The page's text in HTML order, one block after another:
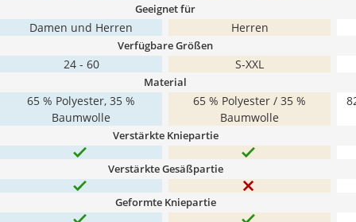
Geeignet für
Damen und Herren Herren
Verfügbare Größen
24 - 60 S-XXL
Material
65 % Polyester, 35 %
Baumwolle
65 % Polyester / 35 %
Baumwolle
Verstärkte Kniepartie
Verstärkte Gesäßpartie
Geformte Kniepartie